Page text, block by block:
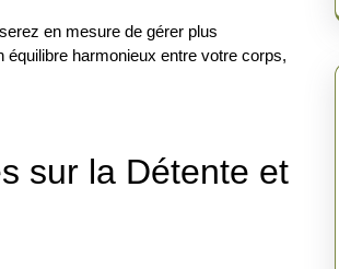
en mesure de gérer plus
équilibre harmonieux entre votre corps,
sur la Détente et